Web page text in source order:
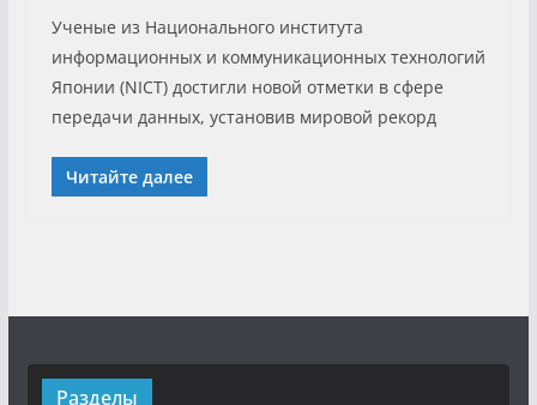
Ученые из Национального института
информационных и коммуникационных технологий
Японии (NICT) достигли новой отметки в сфере
передачи данных, установив мировой рекорд
Читайте далее
Разделы